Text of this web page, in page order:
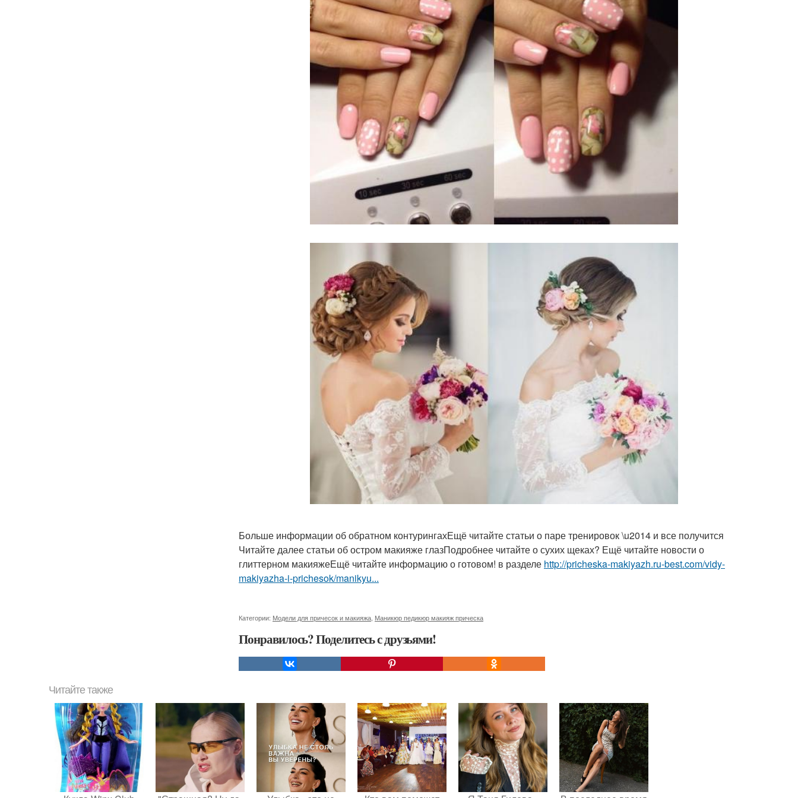
Больше информации об обратном контурингахЕщё читайте статьи о паре тренировок \u2014 и все получится
Читайте далее статьи об остром макияже глазПодробнее читайте о сухих щеках? Ещё читайте новости о
глиттерном макияжеЕщё читайте информацию о готовом! в разделе http://pricheska-makiyazh.ru-best.com/vidy-
makiyazha-i-prichesok/manikyu...
Категории: Модели для причесок и макияжа Маникюр педикюр макияж прическа
Понравилось? Поделитесь с друзьями!
Читайте также